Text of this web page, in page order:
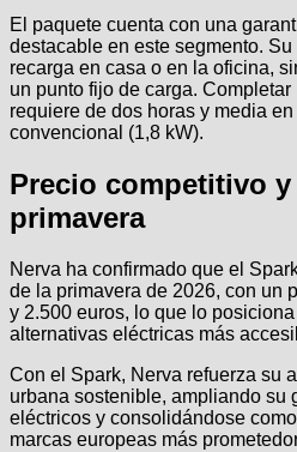
El paquete cuenta con una
destacable en este segmento.
recarga en casa o en la oficina,
un punto fijo de carga.
requiere de dos horas y media
convencional (1,8 kW).
Precio competitivo
primavera
Nerva ha confirmado que el
de la primavera de 2026, con un
y 2.500 euros, lo que lo
alternativas eléctricas más
Con el Spark, Nerva refuerza su
urbana sostenible, ampliando su
eléctricos y consolidándose
marcas europeas más